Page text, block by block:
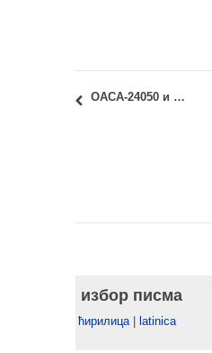
ОАСА-24050 и ИАСА-24050 – Архитектонске конструкције 4: увид у први колоквијум 2018/19
избор писма
ћирилица| latinica